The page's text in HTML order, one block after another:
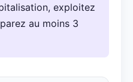
exploitez
au moins 3